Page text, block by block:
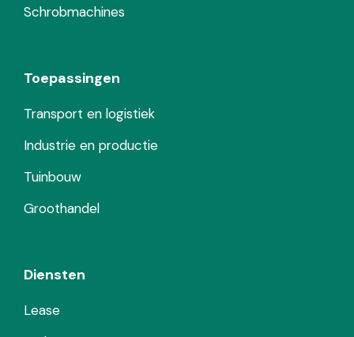
Schrobmachines
Toepassingen
Transport en logistiek
Industrie en productie
Tuinbouw
Groothandel
Diensten
Lease